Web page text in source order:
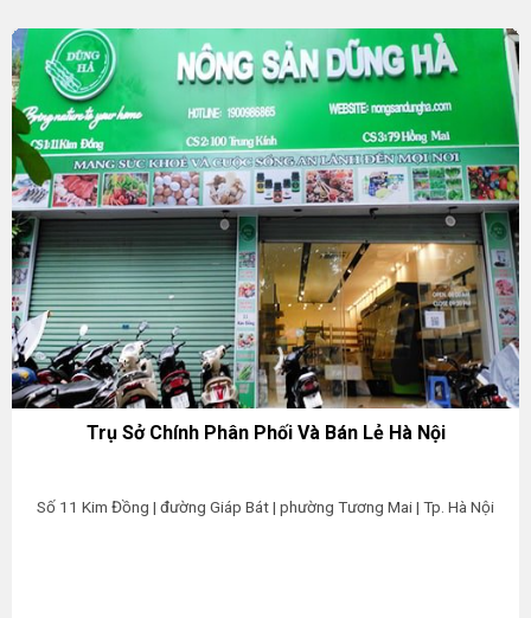
Trụ Sở Chính Phân Phối Và Bán Lẻ Hà Nội
Số 11 Kim Đồng | đường Giáp Bát | phường Tương Mai | Tp. Hà Nội